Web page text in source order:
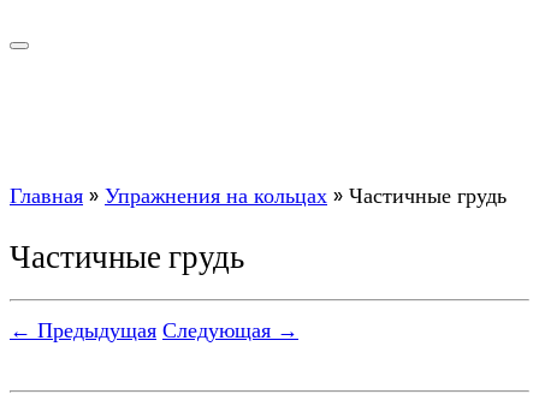
Главная»Упражнения на кольцах»Частичные грудь
Частичные грудь
← ПредыдущаяСледующая →